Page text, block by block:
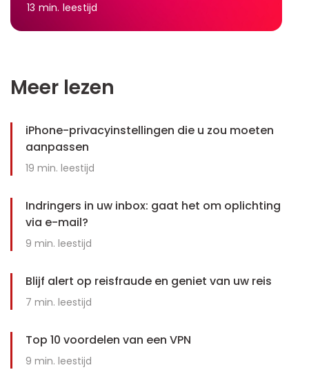
13 min. leestijd
Meer lezen
iPhone-privacyinstellingen die u zou moeten
aanpassen
19 min. leestijd
Indringers in uw inbox: gaat het om oplichting
via e-mail?
9 min. leestijd
Blijf alert op reisfraude en geniet van uw reis
7 min. leestijd
Top 10 voordelen van een VPN
9 min. leestijd